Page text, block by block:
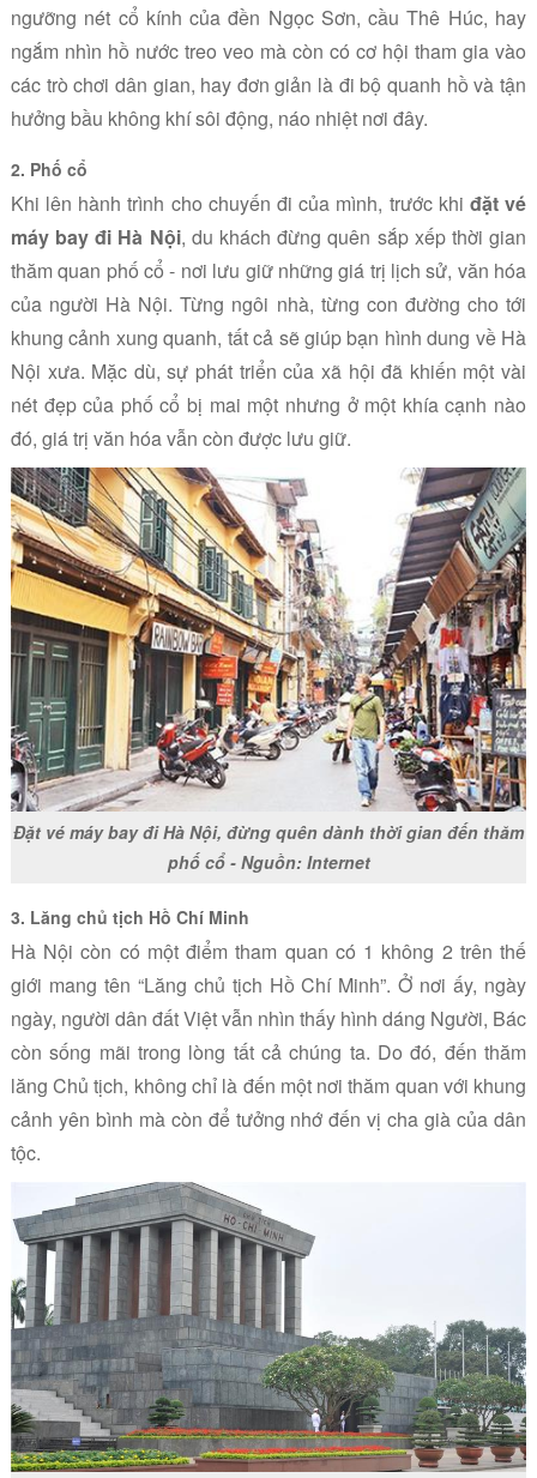
ngưỡng nét cổ kính của đền Ngọc Sơn, cầu Thê Húc, hay
ngắm nhìn hồ nước treo veo mà còn có cơ hội tham gia vào
các trò chơi dân gian, hay đơn giản là đi bộ quanh hồ và tận
hưởng bầu không khí sôi động, náo nhiệt nơi đây.
2. Phố cổ
Khi lên hành trình cho chuyến đi của mình, trước khi đặt vé
máy bay đi Hà Nội, du khách đừng quên sắp xếp thời gian
thăm quan phố cổ - nơi lưu giữ những giá trị lịch sử, văn hóa
của người Hà Nội. Từng ngôi nhà, từng con đường cho tới
khung cảnh xung quanh, tất cả sẽ giúp bạn hình dung về Hà
Nội xưa. Mặc dù, sự phát triển của xã hội đã khiến một vài
nét đẹp của phố cổ bị mai một nhưng ở một khía cạnh nào
đó, giá trị văn hóa vẫn còn được lưu giữ.
Đặt vé máy bay đi Hà Nội, đừng quên dành thời gian đến thăm
phố cổ - Nguồn: Internet
3. Lăng chủ tịch Hồ Chí Minh
Hà Nội còn có một điểm tham quan có 1 không 2 trên thế
giới mang tên “Lăng chủ tịch Hồ Chí Minh”. Ở nơi ấy, ngày
ngày, người dân đất Việt vẫn nhìn thấy hình dáng Người, Bác
còn sống mãi trong lòng tất cả chúng ta. Do đó, đến thăm
lăng Chủ tịch, không chỉ là đến một nơi thăm quan với khung
cảnh yên bình mà còn để tưởng nhớ đến vị cha già của dân
tộc.